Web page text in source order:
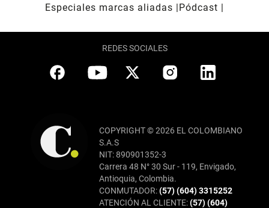
Especiales marcas aliadas
Pódcast
REDES SOCIALES
COPYRIGHT © 2026 EL COLOMBIANO
S.A.S
NIT: 890901352-3
Carrera 48 N° 30 Sur - 119, Envigado,
Antioquia, Colombia.
CONMUTADOR:(57) (604) 3315252
ATENCIÓN AL CLIENTE:(57) (604)